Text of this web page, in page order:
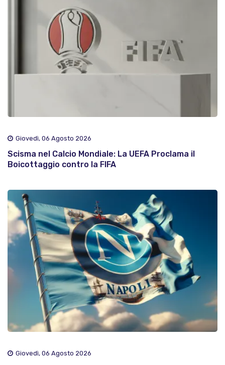
Giovedì, 06 Agosto 2026
Scisma nel Calcio Mondiale: La UEFA Proclama il
Boicottaggio contro la FIFA
Giovedì, 06 Agosto 2026